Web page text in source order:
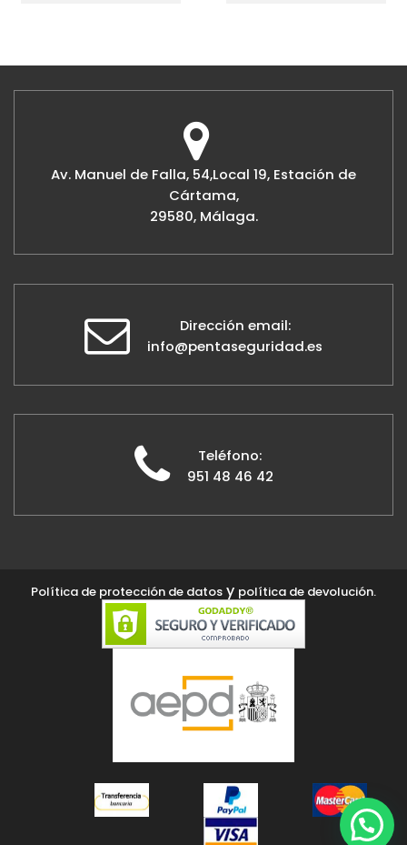
Av. Manuel de Falla, 54,Local 19, Estación de
Cártama,
29580, Málaga.
Dirección email:
info@pentaseguridad.es
Teléfono:
951 48 46 42
Política de protección de datos y política de devolución.